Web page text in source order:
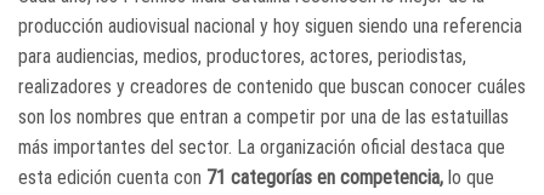
producción audiovisual nacional y hoy siguen siendo una referencia
para audiencias, medios, productores, actores, periodistas,
realizadores y creadores de contenido que buscan conocer cuáles
son los nombres que entran a competir por una de las estatuillas
más importantes del sector. La organización oficial destaca que
esta edición cuenta con 71 categorías en competencia, lo que